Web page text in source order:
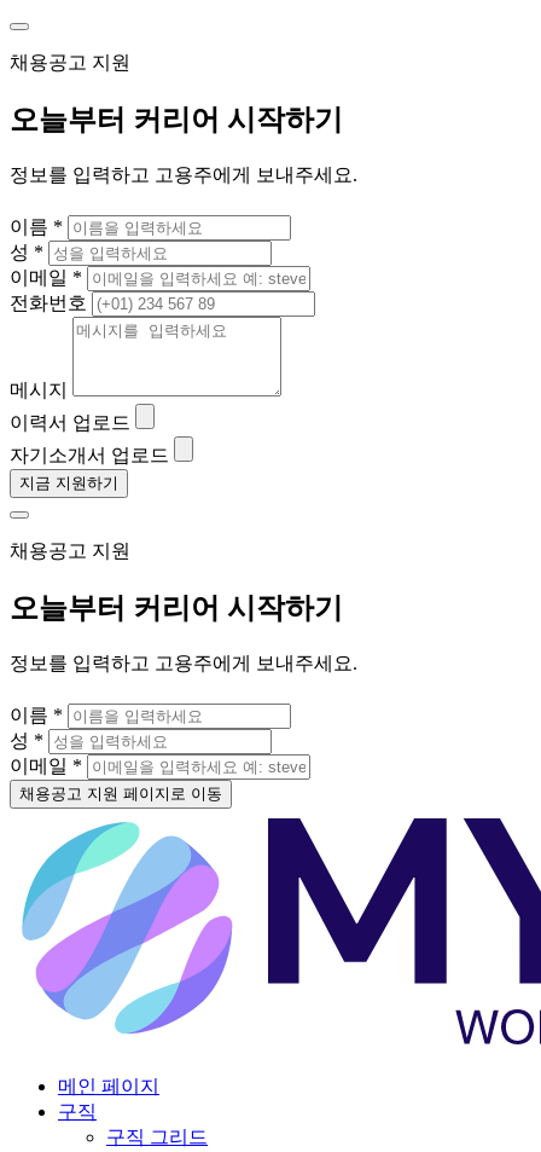
채용공고 지원
오늘부터 커리어 시작하기
정보를 입력하고 고용주에게 보내주세요.
이름 *
성 *
이메일 *
전화번호
메시지
이력서 업로드
자기소개서 업로드
지금 지원하기
채용공고 지원
오늘부터 커리어 시작하기
정보를 입력하고 고용주에게 보내주세요.
이름 *
성 *
이메일 *
채용공고 지원 페이지로 이동
메인 페이지
구직
구직 그리드